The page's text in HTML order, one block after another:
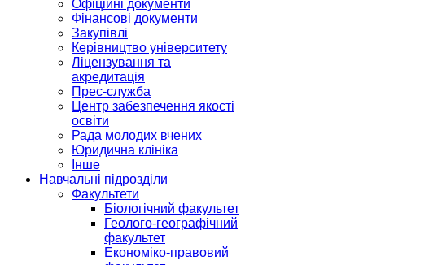
Офіційні документи
Фінансові документи
Закупівлі
Керівництво університету
Ліцензування та
акредитація
Прес-служба
Центр забезпечення якості
освіти
Рада молодих вчених
Юридична клініка
Інше
Навчальні підрозділи
Факультети
Біологічний факультет
Геолого-географічний
факультет
Економіко-правовий